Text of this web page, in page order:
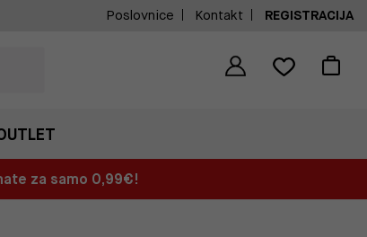
Poslovnice Kontakt REGISTRACIJA
za samo 0,99€!